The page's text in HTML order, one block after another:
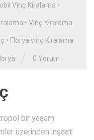
Vinç Kiralama •
• Vinç Kiralama
• Florya vinç Kiralama
0 Yorum
bir yaşam
üzerinden inşaat